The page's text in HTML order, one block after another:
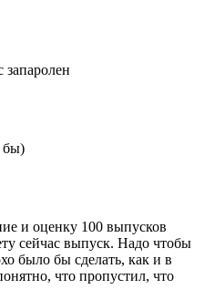
запаролен
бы)
и оценку 100 выпусков
сейчас выпуск. Надо чтобы
было бы сделать, как и в
что пропустил, что